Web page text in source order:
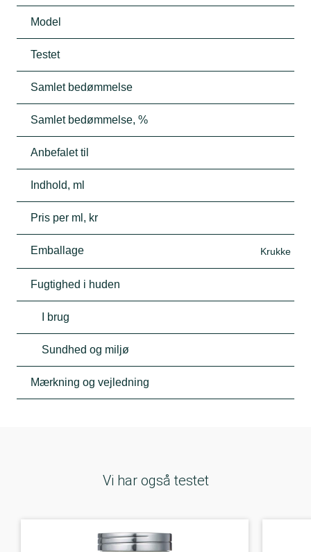
Model
Testet
Samlet bedømmelse
Samlet bedømmelse, %
Anbefalet til
Indhold, ml
Pris per ml, kr
Emballage Krukke
Fugtighed i huden
I brug
Sundhed og miljø
Mærkning og vejledning
Vi har også testet